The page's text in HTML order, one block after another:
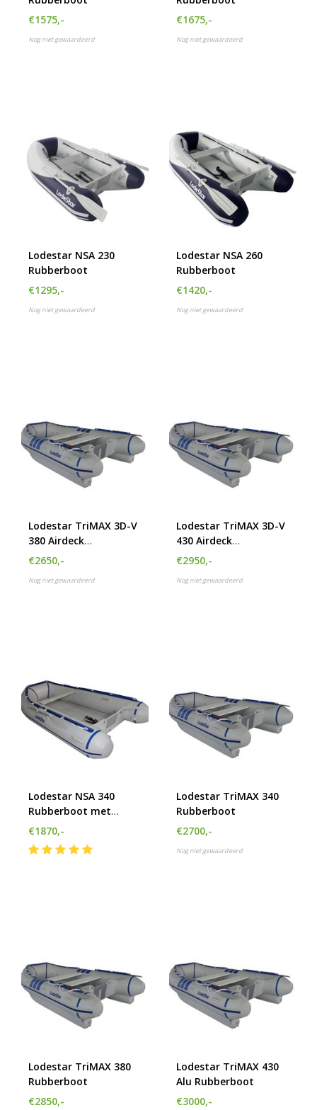
€1575,-
Nog niet gewaardeerd
€1675,-
Nog niet gewaardeerd
Lodestar NSA 230
Rubberboot
€1295,-
Nog niet gewaardeerd
Lodestar NSA 260
Rubberboot
€1420,-
Nog niet gewaardeerd
Lodestar TriMAX 3D-V
380 Airdeck
Rubberboot
€2650,-
Nog niet gewaardeerd
Lodestar TriMAX 3D-V
430 Airdeck
Rubberboot
€2950,-
Nog niet gewaardeerd
Lodestar NSA 340
Rubberboot met
airdeck
€1870,-
Lodestar TriMAX 340
Rubberboot
€2700,-
Nog niet gewaardeerd
Lodestar TriMAX 380
Rubberboot
€2850,-
Lodestar TriMAX 430
Alu Rubberboot
€3000,-